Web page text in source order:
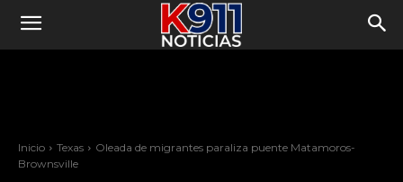
Inicio Texas
Oleada de migrantes paraliza puente Matamoros-
Brownsville